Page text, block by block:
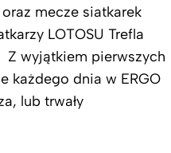
mecze siatkarek
LOTOSU Trefla
Z wyjątkiem pierwszych
każdego dnia w ERGO
lub trwały